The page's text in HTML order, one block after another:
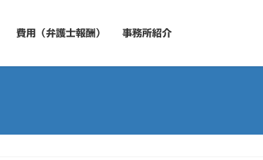
費用（弁護士報酬） 事務所紹介